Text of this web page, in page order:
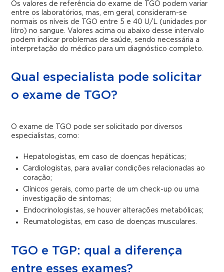
Os valores de referência do exame de TGO podem variar
entre os laboratórios, mas, em geral, consideram-se
normais os níveis de TGO entre 5 e 40 U/L (unidades por
litro) no sangue. Valores acima ou abaixo desse intervalo
podem indicar problemas de saúde, sendo necessária a
interpretação do médico para um diagnóstico completo.
Qual especialista pode solicitar
o exame de TGO?
O exame de TGO pode ser solicitado por diversos
especialistas, como:
Hepatologistas, em caso de doenças hepáticas;
Cardiologistas, para avaliar condições relacionadas ao
coração;
Clínicos gerais, como parte de um check-up ou uma
investigação de sintomas;
Endocrinologistas, se houver alterações metabólicas;
Reumatologistas, em caso de doenças musculares.
TGO e TGP: qual a diferença
entre esses exames?